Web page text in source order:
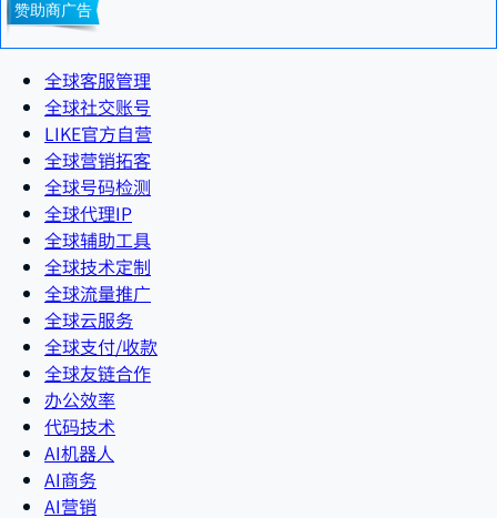
全球客服管理
全球社交账号
LIKE官方自营
全球营销拓客
全球号码检测
全球代理IP
全球辅助工具
全球技术定制
全球流量推广
全球云服务
全球支付/收款
全球友链合作
办公效率
代码技术
AI机器人
AI商务
AI营销